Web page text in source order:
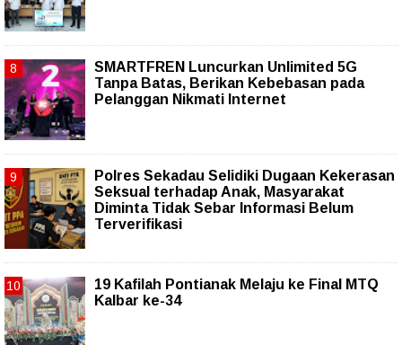
SMARTFREN Luncurkan Unlimited 5G
Tanpa Batas, Berikan Kebebasan pada
Pelanggan Nikmati Internet
Polres Sekadau Selidiki Dugaan Kekerasan
Seksual terhadap Anak, Masyarakat
Diminta Tidak Sebar Informasi Belum
Terverifikasi
19 Kafilah Pontianak Melaju ke Final MTQ
Kalbar ke-34